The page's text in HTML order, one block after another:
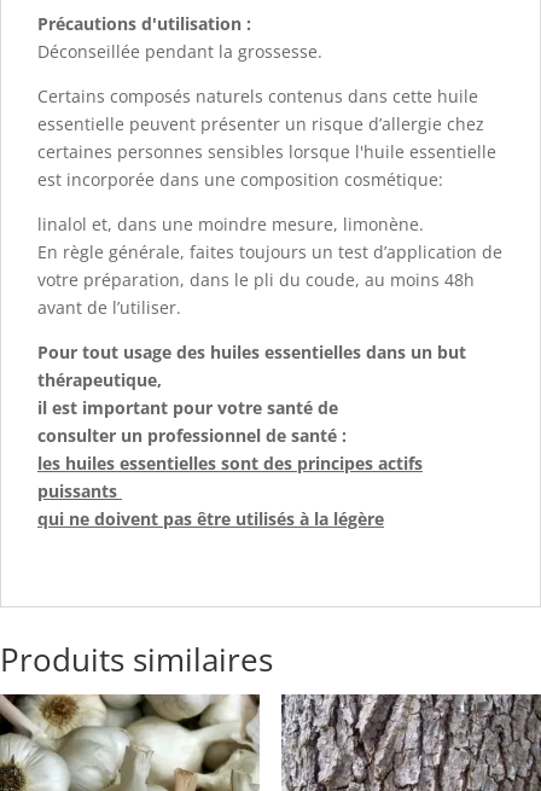
Précautions d'utilisation :
Déconseillée pendant la grossesse.
Certains composés naturels contenus dans cette huile
essentielle peuvent présenter un risque d’allergie chez
certaines personnes sensibles lorsque l'huile essentielle
est incorporée dans une composition cosmétique:
linalol et, dans une moindre mesure, limonène.
En règle générale, faites toujours un test d’application de
votre préparation, dans le pli du coude, au moins 48h
avant de l’utiliser.
Pour tout usage des huiles essentielles dans un but
thérapeutique,
il est important pour votre santé de
consulter un professionnel de santé :
les huiles essentielles sont des principes actifs
puissants
qui ne doivent pas être utilisés à la légère
Produits similaires